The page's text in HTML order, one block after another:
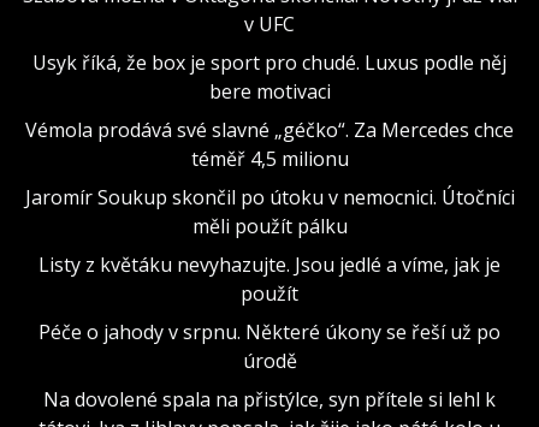
v UFC
Usyk říká, že box je sport pro chudé. Luxus podle něj
bere motivaci
Vémola prodává své slavné „géčko“. Za Mercedes chce
téměř 4,5 milionu
Jaromír Soukup skončil po útoku v nemocnici. Útočníci
měli použít pálku
Listy z květáku nevyhazujte. Jsou jedlé a víme, jak je
použít
Péče o jahody v srpnu. Některé úkony se řeší už po
úrodě
Na dovolené spala na přistýlce, syn přítele si lehl k